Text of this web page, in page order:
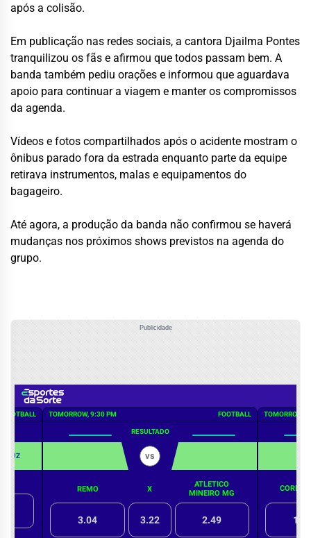
após a colisão.
Em publicação nas redes sociais, a cantora Djailma Pontes
tranquilizou os fãs e afirmou que todos passam bem. A
banda também pediu orações e informou que aguardava
apoio para continuar a viagem e manter os compromissos
da agenda.
Vídeos e fotos compartilhados após o acidente mostram o
ônibus parado fora da estrada enquanto parte da equipe
retirava instrumentos, malas e equipamentos do
bagageiro.
Até agora, a produção da banda não confirmou se haverá
mudanças nos próximos shows previstos na agenda do
grupo.
Publicidade